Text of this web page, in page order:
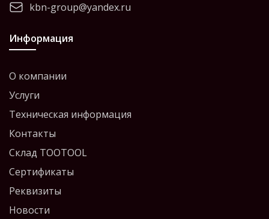
kbn-group@yandex.ru
Информация
О компании
Услуги
Техническая информация
Контакты
Склад TOOTOOL
Сертификаты
Реквизиты
Новости